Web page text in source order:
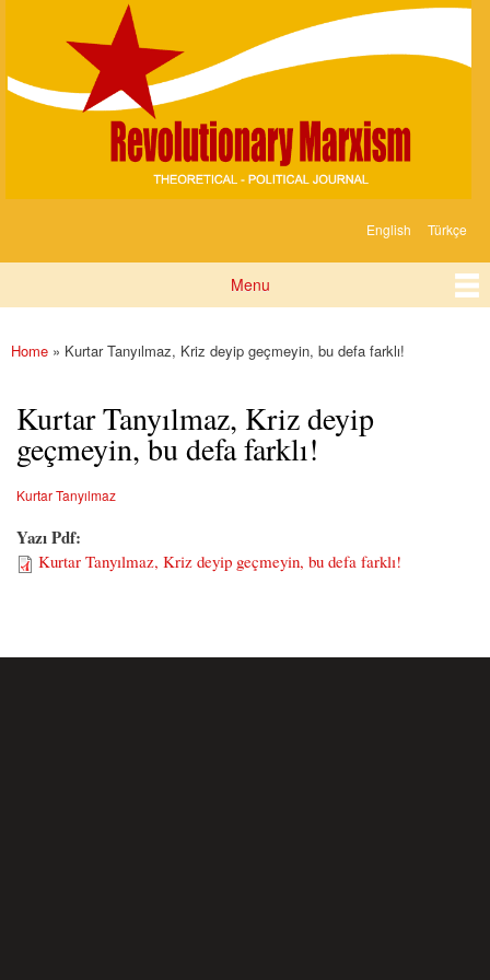
content
Marksizm
English Türkçe
Menu
You are here
Home » Kurtar Tanyılmaz, Kriz deyip geçmeyin, bu defa farklı!
Kurtar Tanyılmaz, Kriz deyip
geçmeyin, bu defa farklı!
Kurtar Tanyılmaz
Yazı Pdf:
Kurtar Tanyılmaz, Kriz deyip geçmeyin, bu defa farklı!